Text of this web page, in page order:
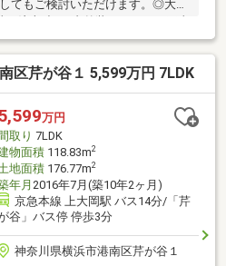
てもご検討いただけます。◎大手
停よりJR鶴見駅へダイレクト！
くにあります。＜交通アクセス＞
」駅バス12分「北寺尾七丁目」
線「菊名」駅徒歩20分③東急東
須賀線「新川崎」駅バス23分
急新横浜線、東海道新幹線「新
子ヶ谷」停歩8分
区芹が谷１ 5,599万円 7LDK
万円
取り 7LDK
物面積118.83m2
地面積176.77m2
年月 2016年7月(築10年2ヶ月)
京急本線 上大岡駅 バス14分/「芹
谷」バス停 停歩3分
神奈川県横浜市港南区芹が谷１